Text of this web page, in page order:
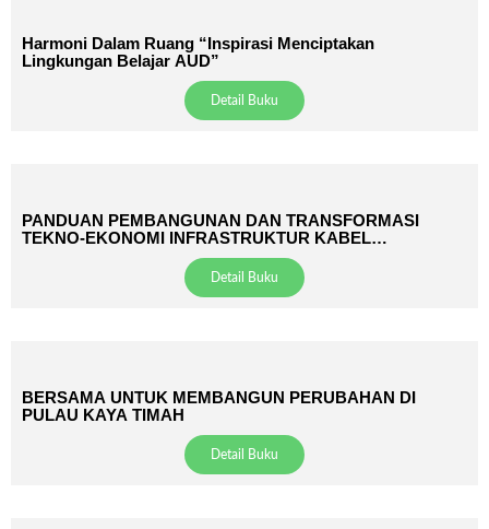
Harmoni Dalam Ruang “Inspirasi Menciptakan
Lingkungan Belajar AUD”
Detail Buku
PANDUAN PEMBANGUNAN DAN TRANSFORMASI
TEKNO-EKONOMI INFRASTRUKTUR KABEL
PERKOTAAN INDONESIA
Detail Buku
BERSAMA UNTUK MEMBANGUN PERUBAHAN DI
PULAU KAYA TIMAH
Detail Buku